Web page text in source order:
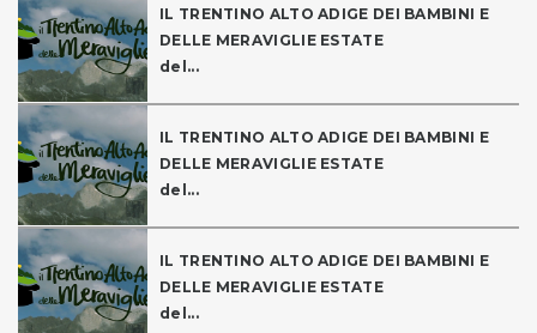
IL TRENTINO ALTO ADIGE DEI BAMBINI E
DELLE MERAVIGLIE ESTATE
del...
IL TRENTINO ALTO ADIGE DEI BAMBINI E
DELLE MERAVIGLIE ESTATE
del...
IL TRENTINO ALTO ADIGE DEI BAMBINI E
DELLE MERAVIGLIE ESTATE
del...